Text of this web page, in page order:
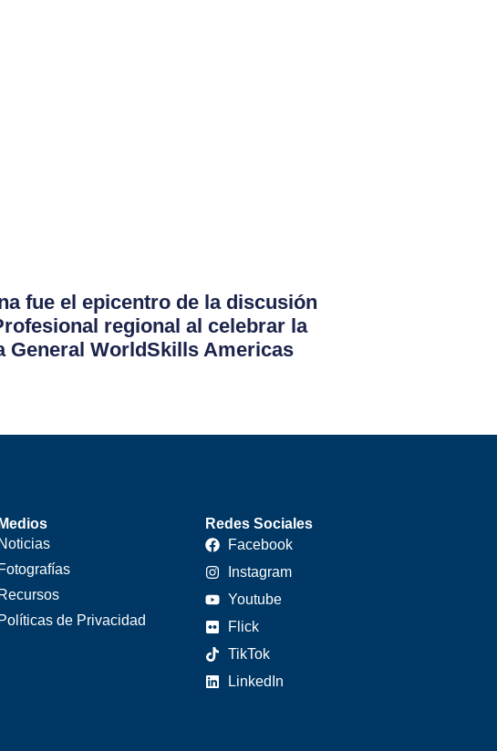
fue el epicentro de la discusión
regional al celebrar la
General WorldSkills Americas
Medios
Noticias
Fotografías
Recursos
Políticas de Privacidad
Redes Sociales
Facebook
Instagram
Youtube
Flick
TikTok
LinkedIn